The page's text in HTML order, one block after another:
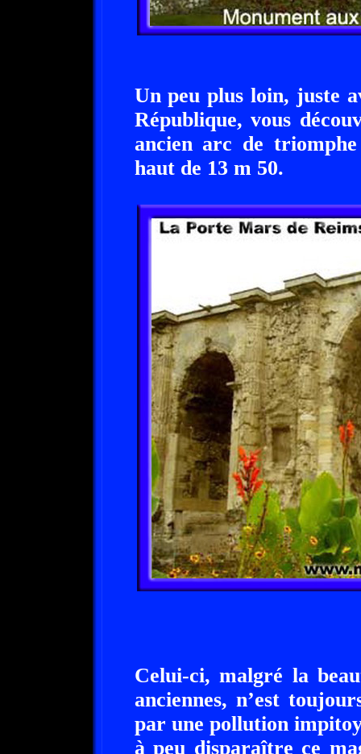
Un peu plus loin, juste
République, vous
ancien arc de
haut de 13 m 50.
Celui-ci, malgré la
anciennes, n’est
par une pollution
à peu disparaître ce